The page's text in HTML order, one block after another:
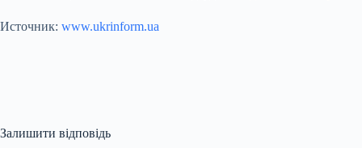
Источник: www.ukrinform.ua
Залишити відповідь